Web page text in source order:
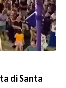
di Santa